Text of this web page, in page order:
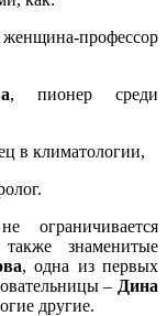
женщина-профессор
, пионер среди
в климатологии,
знаменитые
, одна из первых
– Дина
другие.